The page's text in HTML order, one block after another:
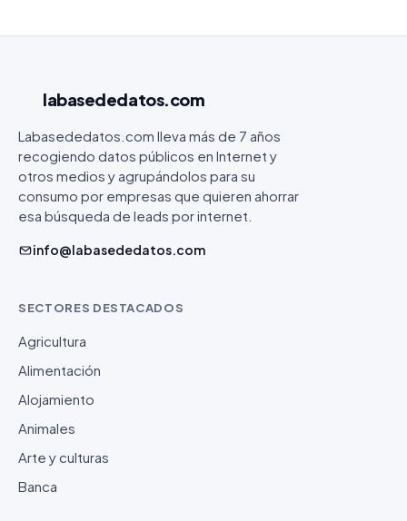
labasededatos.com
Labasededatos.com lleva más de 7 años
recogiendo datos públicos en Internet y
otros medios y agrupándolos para su
consumo por empresas que quieren ahorrar
esa búsqueda de leads por internet.
info@labasededatos.com
SECTORES DESTACADOS
Agricultura
Alimentación
Alojamiento
Animales
Arte y culturas
Banca